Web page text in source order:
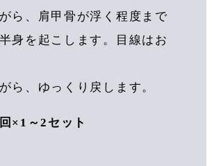
ら、肩甲骨が浮く程度まで
身を起こします。目線はお
ら、ゆっくり戻します。
×1～2セット